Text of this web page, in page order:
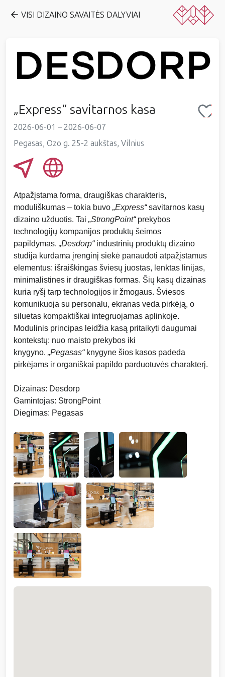
VISI DIZAINO SAVAITĖS DALYVIAI
„Express“ savitarnos kasa
2026-06-01 – 2026-06-07
Pegasas, Ozo g. 25-2 aukštas, Vilnius
Atpažįstama forma, draugiškas charakteris,
moduliškumas – tokia buvo „Express“savitarnos kasų
dizaino užduotis. Tai „StrongPoint“prekybos
technologijų kompanijos produktų šeimos
papildymas. „Desdorp“industrinių produktų dizaino
studija kurdama įrenginį siekė panaudoti atpažįstamus
elementus: išraiškingas šviesų juostas, lenktas linijas,
minimalistines ir draugiškas formas. Šių kasų dizainas
kuria ryšį tarp technologijos ir žmogaus. Šviesos
komunikuoja su personalu, ekranas veda pirkėją, o
siluetas kompaktiškai integruojamas aplinkoje.
Modulinis principas leidžia kasą pritaikyti daugumai
kontekstų: nuo maisto prekybos iki
knygyno. „Pegasas“knygyne šios kasos padeda
pirkėjams ir organiškai papildo parduotuvės charakterį.
Dizainas: Desdorp
Gamintojas: StrongPoint
Diegimas: Pegasas